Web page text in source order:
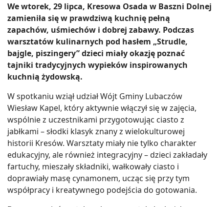
We wtorek, 29 lipca, Kresowa Osada w Baszni Dolnej
zamieniła się w prawdziwą kuchnię pełną
zapachów, uśmiechów i dobrej zabawy. Podczas
warsztatów kulinarnych pod hasłem „Strudle,
bajgle, piszingery” dzieci miały okazję poznać
tajniki tradycyjnych wypieków inspirowanych
kuchnią żydowską.
W spotkaniu wziął udział Wójt Gminy Lubaczów
Wiesław Kapel, który aktywnie włączył się w zajęcia,
wspólnie z uczestnikami przygotowując ciasto z
jabłkami – słodki klasyk znany z wielokulturowej
historii Kresów. Warsztaty miały nie tylko charakter
edukacyjny, ale również integracyjny – dzieci zakładały
fartuchy, mieszały składniki, wałkowały ciasto i
doprawiały masę cynamonem, ucząc się przy tym
współpracy i kreatywnego podejścia do gotowania.